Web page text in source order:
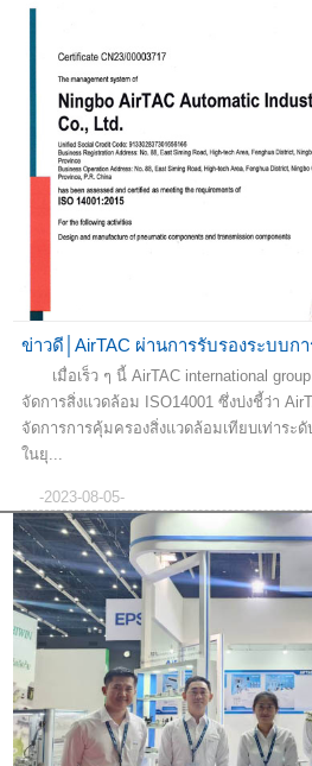
เมื่อเร็ว ๆ นี้ AirTAC international
จัดการสิ่งแวดล้อม ISO14001 ซึ่งบ่งชี้ว่า
จัดการการคุ้มครองสิ่งแวดล้อมเทียบเท่าระ
ในยุ...
-2023-08-05-